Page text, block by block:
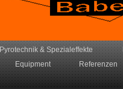
Pyrotechnik & Spezialeffekte
Equipment Referenzen